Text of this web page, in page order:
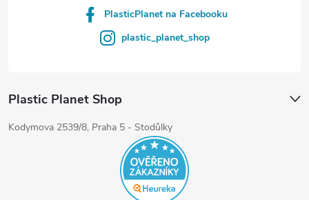
PlasticPlanet na Facebooku
plastic_planet_shop
Plastic Planet Shop
Kodymova 2539/8, Praha 5 - Stodůlky